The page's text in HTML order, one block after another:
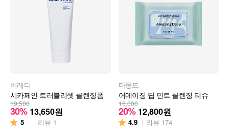
비레디
시카페인 트러블리셋 클렌징폼
19,500
30% 13,650원
5 리뷰 1
마몽드
어메이징 딥 민트 클렌징 티슈
16,000
20% 12,800원
4.9 리뷰 174